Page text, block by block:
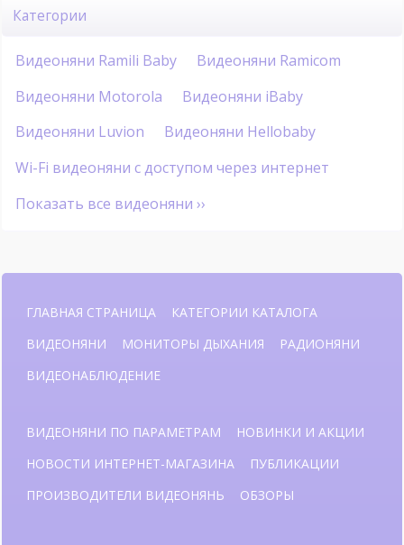
Категории
Видеоняни Ramili Baby
Видеоняни Ramicom
Видеоняни Motorola
Видеоняни iBaby
Видеоняни Luvion
Видеоняни Hellobaby
Wi-Fi видеоняни с доступом через интернет
Показать все видеоняни ››
ГЛАВНАЯ СТРАНИЦА
КАТЕГОРИИ КАТАЛОГА
ВИДЕОНЯНИ
МОНИТОРЫ ДЫХАНИЯ
РАДИОНЯНИ
ВИДЕОНАБЛЮДЕНИЕ
ВИДЕОНЯНИ ПО ПАРАМЕТРАМ
НОВИНКИ И АКЦИИ
НОВОСТИ ИНТЕРНЕТ-МАГАЗИНА
ПУБЛИКАЦИИ
ПРОИЗВОДИТЕЛИ ВИДЕОНЯНЬ
ОБЗОРЫ